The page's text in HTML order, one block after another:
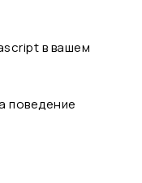
в вашем
поведение